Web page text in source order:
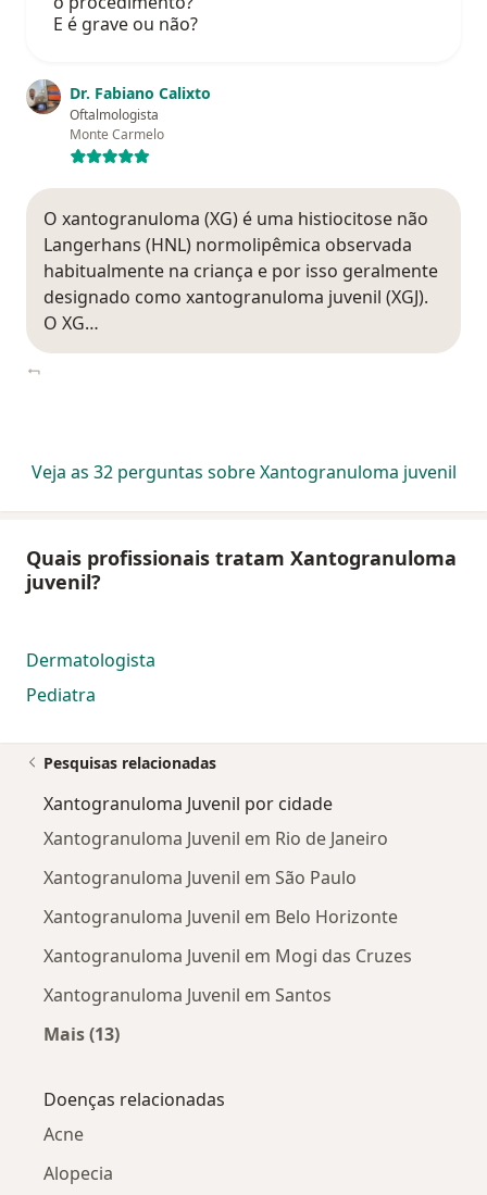
E é grave ou não?
Dr. Fabiano Calixto
Oftalmologista
Monte Carmelo
O xantogranuloma (XG) é uma histiocitose não
Langerhans (HNL) normolipêmica observada
habitualmente na criança e por isso geralmente
designado como xantogranuloma juvenil (XGJ).
O XG…
Veja as 32 perguntas sobre Xantogranuloma juvenil
Quais profissionais tratam Xantogranuloma
juvenil?
Dermatologista
Pediatra
Pesquisas relacionadas
Xantogranuloma Juvenil por cidade
Xantogranuloma Juvenil em Rio de Janeiro
Xantogranuloma Juvenil em São Paulo
Xantogranuloma Juvenil em Belo Horizonte
Xantogranuloma Juvenil em Mogi das Cruzes
Xantogranuloma Juvenil em Santos
Mais (13)
Doenças relacionadas
Acne
Alopecia